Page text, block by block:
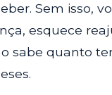
Sem isso,
esquece
sabe quanto